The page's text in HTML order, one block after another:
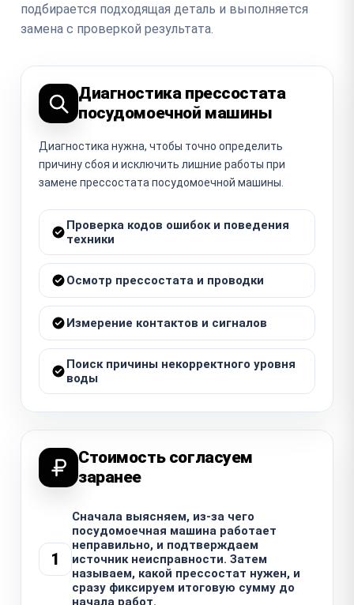
подбирается подходящая деталь и выполняется
замена с проверкой результата.
Диагностика прессостата
посудомоечной машины
Диагностика нужна, чтобы точно определить
причину сбоя и исключить лишние работы при
замене прессостата посудомоечной машины.
Проверка кодов ошибок и поведения
техники
Осмотр прессостата и проводки
Измерение контактов и сигналов
Поиск причины некорректного уровня
воды
Стоимость согласуем
заранее
1
Сначала выясняем, из-за чего
посудомоечная машина работает
неправильно, и подтверждаем
источник неисправности. Затем
называем, какой прессостат нужен, и
сразу фиксируем итоговую сумму до
начала работ.